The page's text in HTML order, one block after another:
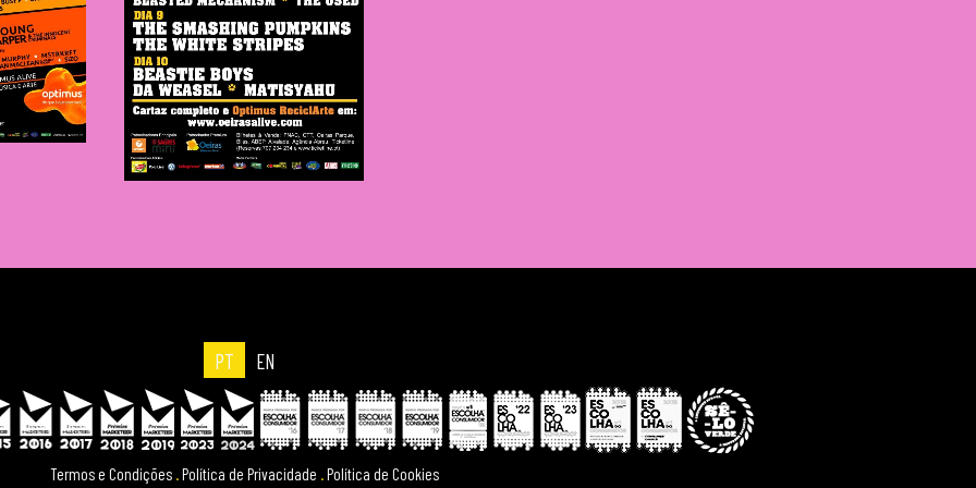
2007
PT EN
Termos e Condições .Política de Privacidade .Política de Cookies